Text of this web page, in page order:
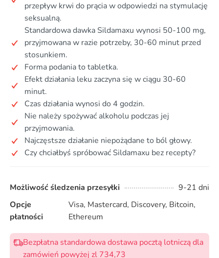
przepływ krwi do prącia w odpowiedzi na stymulację
seksualną.
Standardowa dawka Sildamaxu wynosi 50-100 mg,
przyjmowana w razie potrzeby, 30-60 minut przed
stosunkiem.
Forma podania to tabletka.
Efekt działania leku zaczyna się w ciągu 30-60
minut.
Czas działania wynosi do 4 godzin.
Nie należy spożywać alkoholu podczas jej
przyjmowania.
Najczęstsze działanie niepożądane to ból głowy.
Czy chciałbyś spróbować Sildamaxu bez recepty?
Możliwość śledzenia przesyłki
9-21 dni
Opcje
płatności
Visa, Mastercard, Discovery, Bitcoin,
Ethereum
Bezpłatna standardowa dostawa pocztą lotniczą dla
zamówień powyżej zl 734,73